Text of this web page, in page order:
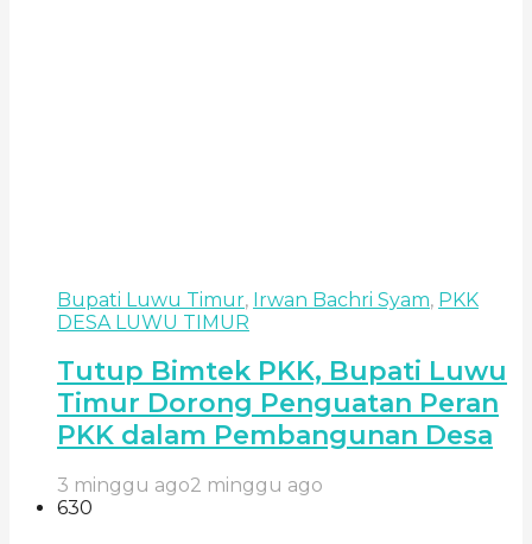
Bupati Luwu Timur, Irwan Bachri Syam, PKK
DESA LUWU TIMUR
Tutup Bimtek PKK, Bupati Luwu
Timur Dorong Penguatan Peran
PKK dalam Pembangunan Desa
3 minggu ago2 minggu ago
630